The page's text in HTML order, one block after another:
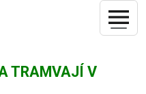
TRAMVAJÍ V